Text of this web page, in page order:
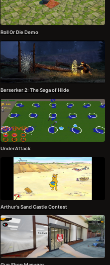
Roll Or Die Demo
Berserker 2: The Saga of Hilde
UnderAttack
Arthur's Sand Castle Contest